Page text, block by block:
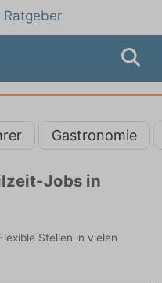
Ratgeber
Gastronomie
Jobs in
Stellen in vielen